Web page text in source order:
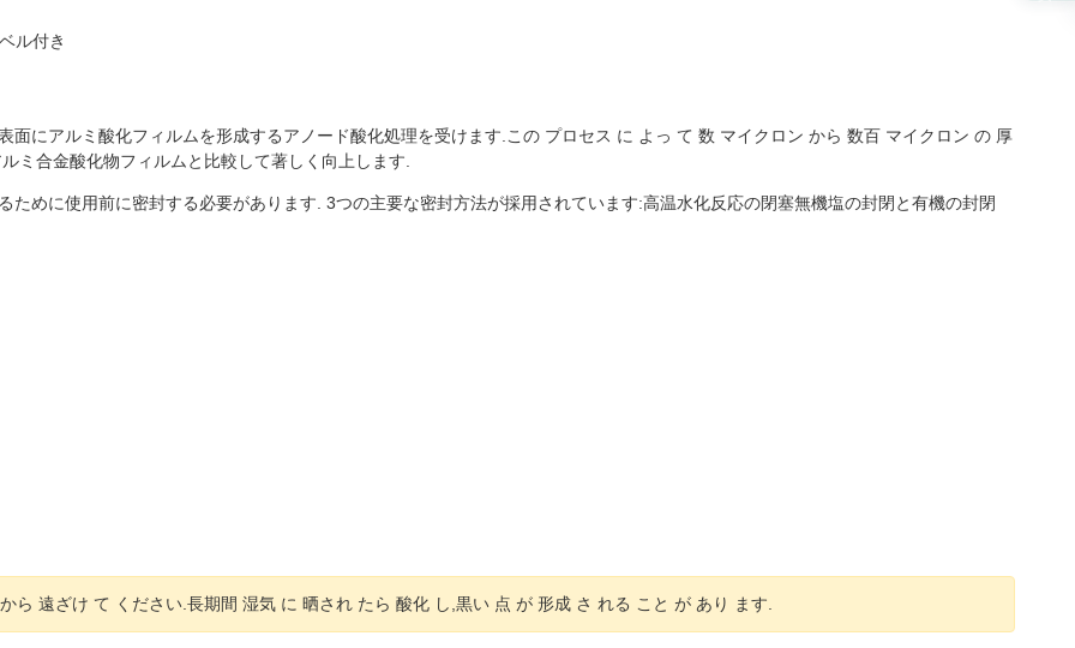
ル付き
にアルミ酸化フィルムを形成するアノード酸化処理を受けます.この プロセス に よっ て 数 マイクロン から 数百 マイクロン の 厚
ミ合金酸化物フィルムと比較して著しく向上します.
めに使用前に密封する必要があります. 3つの主要な密封方法が採用されています:高温水化反応の閉塞無機塩の封閉と有機の封閉
ら 遠ざけ て ください.長期間 湿気 に 晒され たら 酸化 し,黒い 点 が 形成 さ れる こと が あり ます.